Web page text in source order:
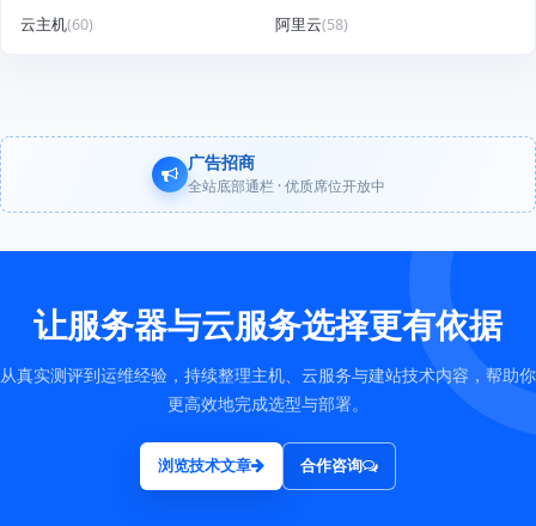
云主机(60) 阿里云(58)
广告招商
全站底部通栏 · 优质席位开放中
让服务器与云服务选择更有依据
从真实测评到运维经验，持续整理主机、云服务与建站技术内容，帮助你
更高效地完成选型与部署。
浏览技术文章 合作咨询